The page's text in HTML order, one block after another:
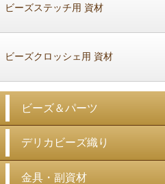
ビーズステッチ用 資材
ビーズクロッシェ用 資材
ビーズ＆パーツ
デリカビーズ織り
金具・副資材